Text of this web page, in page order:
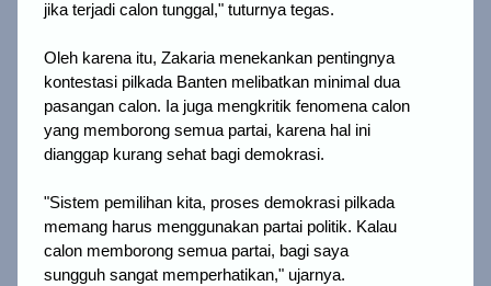
jika terjadi calon tunggal," tuturnya tegas.
Oleh karena itu, Zakaria menekankan pentingnya
kontestasi pilkada Banten melibatkan minimal dua
pasangan calon. Ia juga mengkritik fenomena calon
yang memborong semua partai, karena hal ini
dianggap kurang sehat bagi demokrasi.
"Sistem pemilihan kita, proses demokrasi pilkada
memang harus menggunakan partai politik. Kalau
calon memborong semua partai, bagi saya
sungguh sangat memperhatikan," ujarnya.